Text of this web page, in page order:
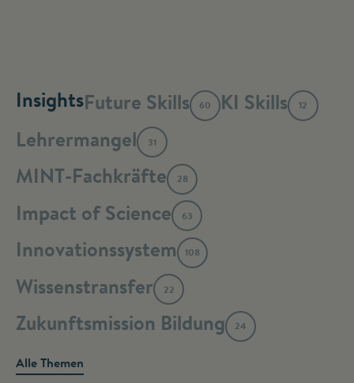
InsightsFuture Skills 60 KI Skills 12
Lehrermangel 31
MINT-Fachkräfte 28
Impact of Science 63
Innovationssystem 108
Wissenstransfer 22
Zukunftsmission Bildung 24
Alle Themen